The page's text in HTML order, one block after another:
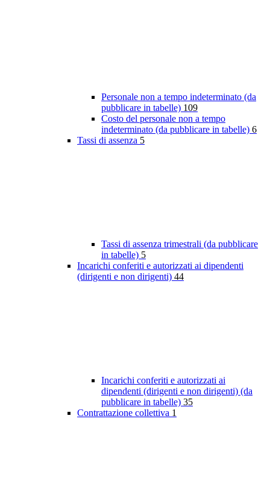
Personale non a tempo indeterminato (da
pubblicare in tabelle) 109
Costo del personale non a tempo
indeterminato (da pubblicare in tabelle) 6
Tassi di assenza 5
Tassi di assenza trimestrali (da pubblicare
in tabelle) 5
Incarichi conferiti e autorizzati ai dipendenti
(dirigenti e non dirigenti) 44
Incarichi conferiti e autorizzati ai
dipendenti (dirigenti e non dirigenti) (da
pubblicare in tabelle) 35
Contrattazione collettiva 1